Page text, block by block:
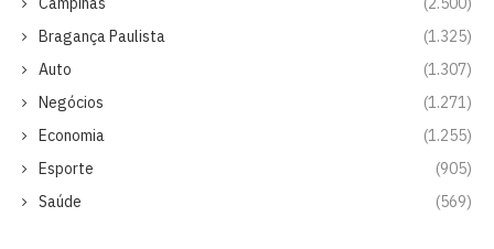
Bragança Paulista
(1.325)
Auto
(1.307)
Negócios
(1.271)
Economia
(1.255)
Esporte
(905)
Saúde
(569)